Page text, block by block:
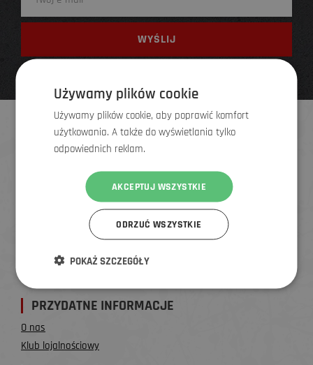
KONTAKTY
E-shop
Zamówienia online, wysyłka, dostawa, wymiany, zwroty,
+48 794 186 804
info@elementstore.pl
PRZYDATNE INFORMACJE
O nas
Klub lojalnościowy
Używamy plików cookie
Używamy plików cookie, aby poprawić komfort
użytkowania. A także do wyświetlania tylko
odpowiednich reklam.
AKCEPTUJ WSZYSTKIE
ODRZUĆ WSZYSTKIE
POKAŻ SZCZEGÓŁY